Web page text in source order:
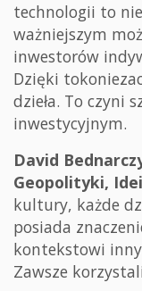
technologii to
ważniejszym
inwestorów
Dzięki
dzieła. To czyni
inwestycyjnym.
David
Geopolityki,
kultury, każde
posiada
kontekstowi
Zawsze